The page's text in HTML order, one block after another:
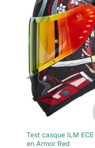
Test casque ILM
en Armor Red